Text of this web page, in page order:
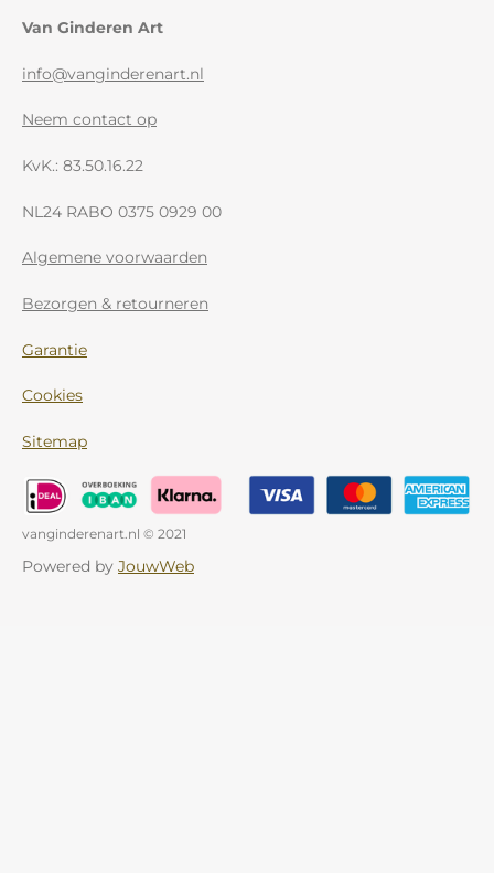
Van Ginderen Art
info@vanginderenart.nl
Neem contact op
KvK.: 83.50.16.22
NL24 RABO 0375 0929 00
Algemene voorwaarden
Bezorgen & retourneren
Garantie
Cookies
Sitemap
vanginderenart.nl © 2021
Powered by JouwWeb